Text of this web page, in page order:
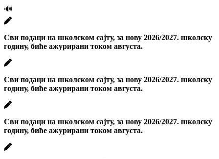
🔊
Сви подаци на школском сајту, за нову 2026/2027. школску
годину, биће ажурирани током августа.
Сви подаци на школском сајту, за нову 2026/2027. школску
годину, биће ажурирани током августа.
Сви подаци на школском сајту, за нову 2026/2027. школску
годину, биће ажурирани током августа.